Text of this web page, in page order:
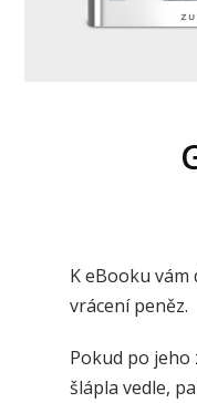
K eBooku vám
vrácení peněz.
Pokud po jeho
šlápla vedle,